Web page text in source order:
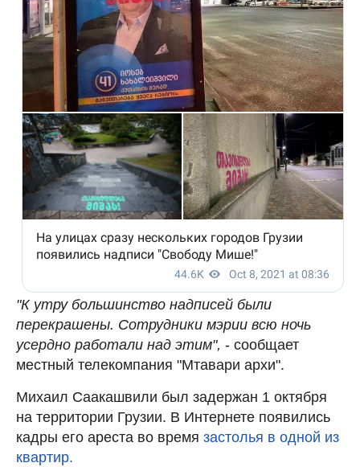
"К утру большинство надписей были
перекрашены. Сотрудники мэрии всю ночь
усердно работали над этим", - сообщает
местный телекомпания "Мтавари архи".
Михаил Саакашвили был задержан 1 октября
на территории Грузии. В Интернете появились
кадры его ареста во время застолья в одной из
квартир.